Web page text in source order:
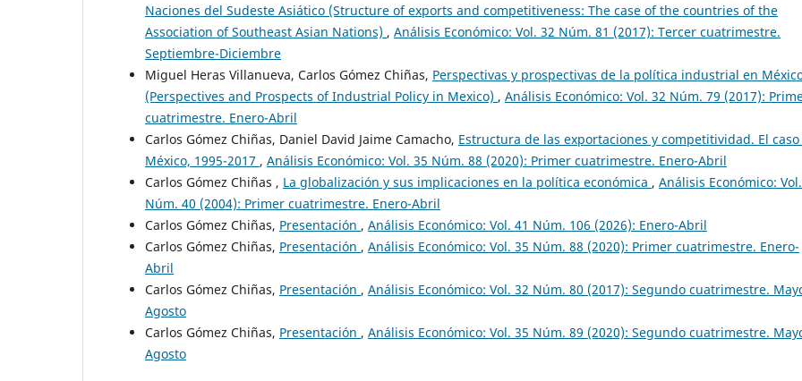
Naciones del Sudeste Asiático (Structure of exports and competitiveness: The case of the countries of the
Association of Southeast Asian Nations) , Análisis Económico: Vol. 32 Núm. 81 (2017): Tercer cuatrimestre.
Septiembre-Diciembre
Miguel Heras Villanueva, Carlos Gómez Chiñas, Perspectivas y prospectivas de la política industrial en
(Perspectives and Prospects of Industrial Policy in Mexico) , Análisis Económico: Vol. 32 Núm. 79 (2017):
cuatrimestre. Enero-Abril
Carlos Gómez Chiñas, Daniel David Jaime Camacho, Estructura de las exportaciones y competitividad. El
México, 1995-2017 , Análisis Económico: Vol. 35 Núm. 88 (2020): Primer cuatrimestre. Enero-Abril
Carlos Gómez Chiñas , La globalización y sus implicaciones en la política económica , Análisis Económico:
Núm. 40 (2004): Primer cuatrimestre. Enero-Abril
Carlos Gómez Chiñas, Presentación , Análisis Económico: Vol. 41 Núm. 106 (2026): Enero-Abril
Carlos Gómez Chiñas, Presentación , Análisis Económico: Vol. 35 Núm. 88 (2020): Primer cuatrimestre. Enero-
Abril
Carlos Gómez Chiñas, Presentación , Análisis Económico: Vol. 32 Núm. 80 (2017): Segundo cuatrimestre.
Agosto
Carlos Gómez Chiñas, Presentación , Análisis Económico: Vol. 35 Núm. 89 (2020): Segundo cuatrimestre.
Agosto